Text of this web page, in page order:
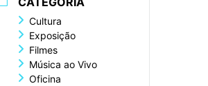
Cultura
Exposição
Filmes
Música ao Vivo
Oficina